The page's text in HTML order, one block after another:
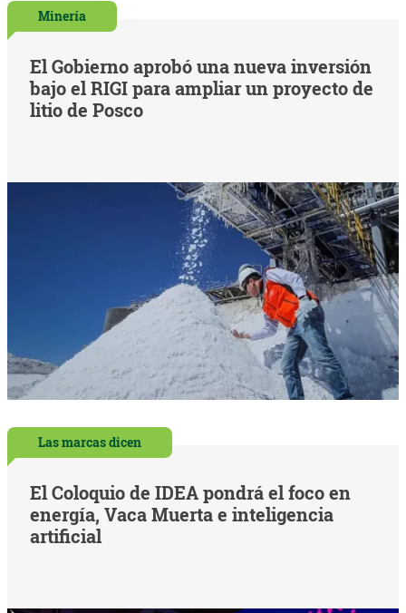
Minería
El Gobierno aprobó una nueva inversión
bajo el RIGI para ampliar un proyecto de
litio de Posco
Las marcas dicen
El Coloquio de IDEA pondrá el foco en
energía, Vaca Muerta e inteligencia
artificial